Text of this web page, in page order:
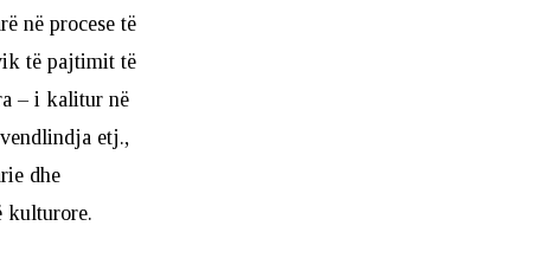
në procese të
të pajtimit të
– i kalitur në
etj.,
dhe
kulturore.